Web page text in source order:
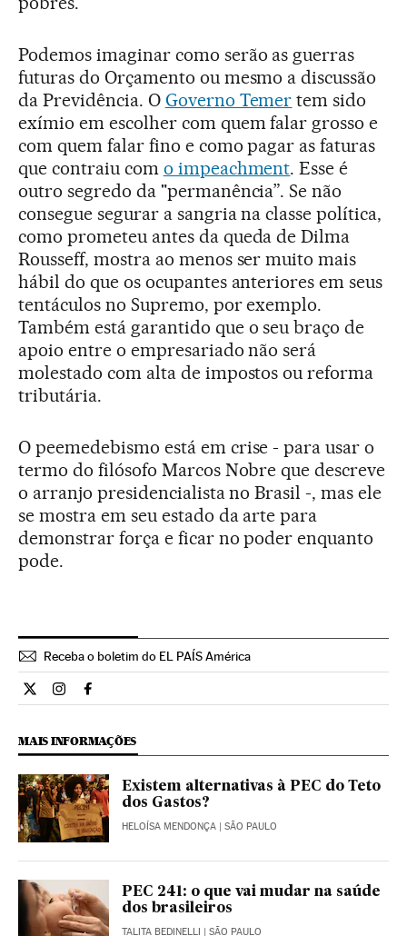
Podemos imaginar como serão as guerras
futuras do Orçamento ou mesmo a discussão
da Previdência. O Governo Temer tem sido
exímio em escolher com quem falar grosso e
com quem falar fino e como pagar as faturas
que contraiu com o impeachment. Esse é
outro segredo da "permanência”. Se não
consegue segurar a sangria na classe política,
como prometeu antes da queda de Dilma
Rousseff, mostra ao menos ser muito mais
hábil do que os ocupantes anteriores em seus
tentáculos no Supremo, por exemplo.
Também está garantido que o seu braço de
apoio entre o empresariado não será
molestado com alta de impostos ou reforma
tributária.
O peemedebismo está em crise - para usar o
termo do filósofo Marcos Nobre que descreve
o arranjo presidencialista no Brasil -, mas ele
se mostra em seu estado da arte para
demonstrar força e ficar no poder enquanto
pode.
Receba o boletim do EL PAÍS América
Opiniao El País Brasil en Twitter
Opiniao El País Brasil en Instagram
Opiniao El País Brasil en Facebook
MAIS INFORMAÇÕES
Existem alternativas à PEC do Teto
dos Gastos?
HELOÍSA MENDONÇA | SÃO PAULO
PEC 241: o que vai mudar na saúde
dos brasileiros
TALITA BEDINELLI | SÃO PAULO